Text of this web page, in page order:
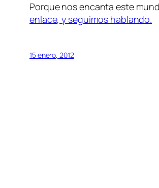
Porque nos encanta este
enlace, y seguimos hablando.
15 enero, 2012